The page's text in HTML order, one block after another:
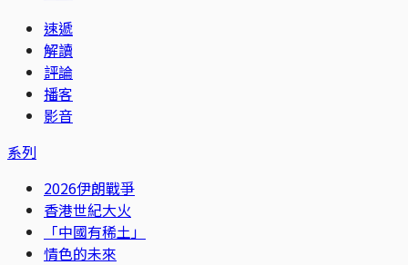
速遞
解讀
評論
播客
影音
系列
2026伊朗戰爭
香港世紀大火
「中國有稀土」
情色的未來